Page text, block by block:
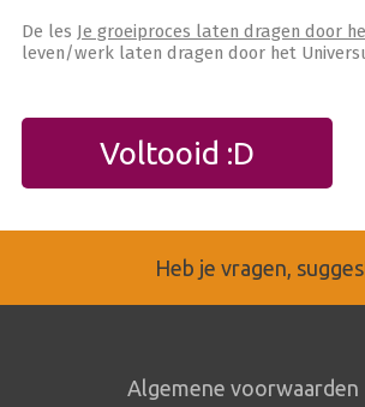
De les Je groeiproces laten dragen door
leven/werk laten dragen door het
Voltooid :D
Heb je vragen,
Algemene voorwaarden